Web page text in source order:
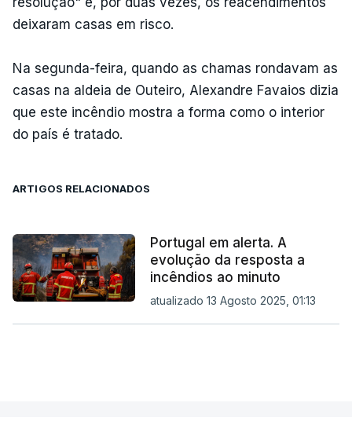
deixaram casas em risco.
Na segunda-feira, quando as chamas rondavam as
casas na aldeia de Outeiro, Alexandre Favaios dizia
que este incêndio mostra a forma como o interior
do país é tratado.
ARTIGOS RELACIONADOS
Portugal em alerta. A
evolução da resposta a
incêndios ao minuto
atualizado 13 Agosto 2025, 01:13